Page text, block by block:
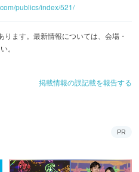
publics/index/521/
ます。最新情報については、会場・
。
掲載情報の誤記載を報告する
PR